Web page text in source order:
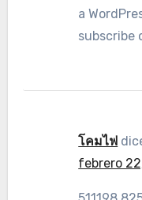
a
subscribe
โคมไฟ
febrero